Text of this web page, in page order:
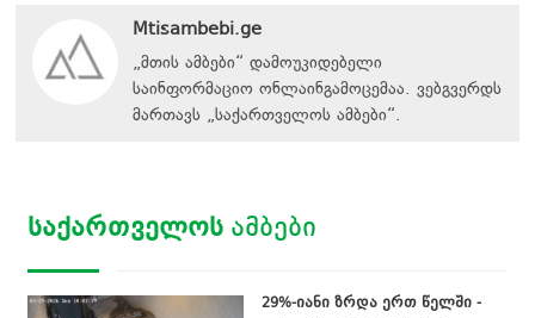
Mtisambebi.ge
„მთის ამბები“ დამოუკიდებელი
საინფორმაციო ონლაინგამოცემაა. ვებგვერდს
მართავს „საქართველოს ამბები“.
ᲡᲐᲥᲐᲠᲗᲕᲔᲚᲝᲡ ᲐᲛᲑᲔᲑᲘ
29%-იანი ზრდა ერთ წელში -